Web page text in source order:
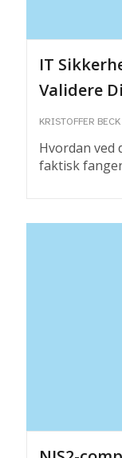
IT
Validere
KRISTOFFER BECK
Hvordan ved
faktisk